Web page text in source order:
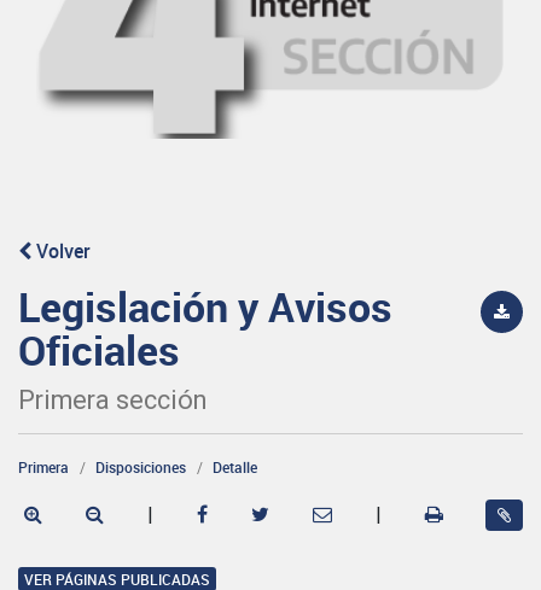
Volver
Legislación y Avisos
Oficiales
Primera sección
Primera Disposiciones Detalle
| |
VER PÁGINAS PUBLICADAS